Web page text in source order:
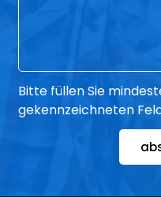
Bitte füllen Sie
gekennzeichneten